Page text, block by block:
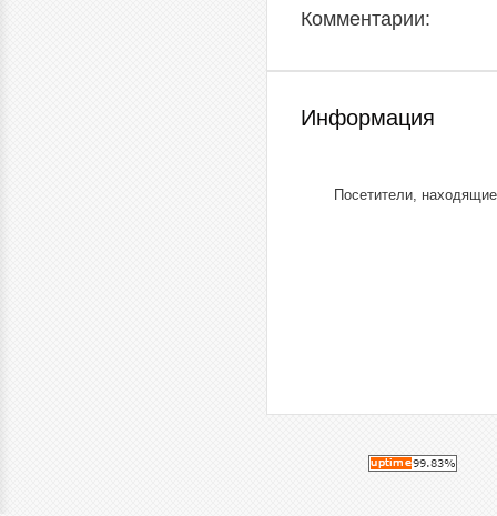
Комментарии:
Информация
Посетители,